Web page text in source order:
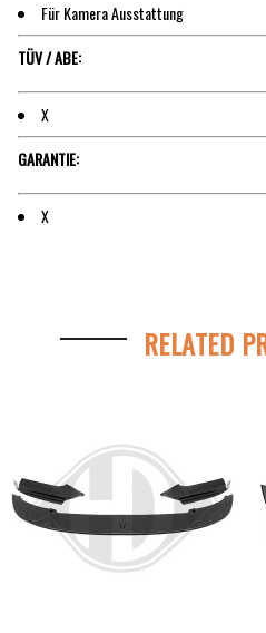
Für Kamera Ausstattung
TÜV / ABE:
X
GARANTIE:
X
RELATED